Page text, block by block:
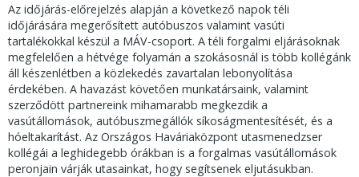
Az időjárás-előrejelzés alapján a következő napok téli
időjárására megerősített autóbuszos valamint vasúti
tartalékokkal készül a MÁV-csoport. A téli forgalmi eljárásoknak
megfelelően a hétvége folyamán a szokásosnál is több kollégánk
áll készenlétben a közlekedés zavartalan lebonyolítása
érdekében. A havazást követően munkatársaink, valamint
szerződött partnereink mihamarabb megkezdik a
vasútállomások, autóbuszmegállók síkoságmentesítését, és a
hóeltakarítást. Az Országos Haváriaközpont utasmenedzser
kollégái a leghidegebb órákban is a forgalmas vasútállomások
peronjain várják utasainkat, hogy segítsenek eljutásukban.